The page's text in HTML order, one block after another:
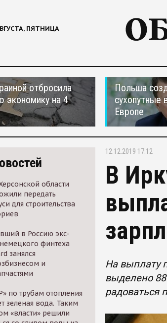
ПЯТНИЦА
отбросила
экономику на 4
Польша
сухопутные
Европе
области
передать
для строительства
в Россию экс-
финтеха
занялся
и
по трубам отопления
зеленая вода. Таким
«власти» решили
12.12.2019 17:12
В
На выплату
выделено
радоваться